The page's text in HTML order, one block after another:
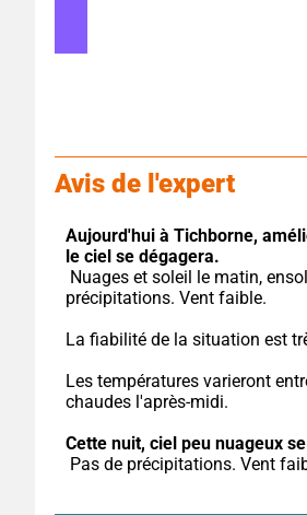
Avis de l'expert
Aujourd'hui à Tichborne,
le ciel se dégagera.
précipitations. Vent faible.
La fiabilité de la situation est
Les températures varieront
chaudes l'après-midi.
Cette nuit, ciel peu nuageux
Pas de précipitations. Vent